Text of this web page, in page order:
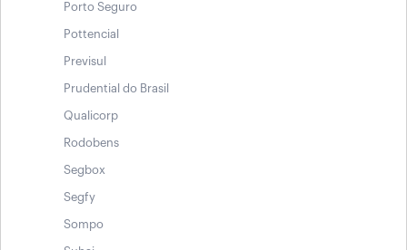
Porto Seguro
Pottencial
Previsul
Prudential do Brasil
Qualicorp
Rodobens
Segbox
Segfy
Sompo